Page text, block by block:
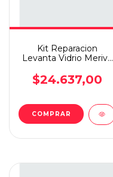
Kit Reparacion
Levanta Vidrio Meriva
$24.637,00
COMPRAR